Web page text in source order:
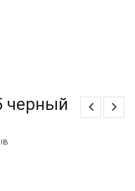
черный